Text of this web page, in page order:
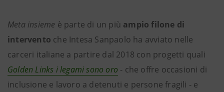
Meta insieme è parte di un più ampio filone di
intervento che Intesa Sanpaolo ha avviato nelle
carceri italiane a partire dal 2018 con progetti quali
Golden Links i legami sono oro - che offre occasioni di
inclusione e lavoro a detenuti e persone fragili - e